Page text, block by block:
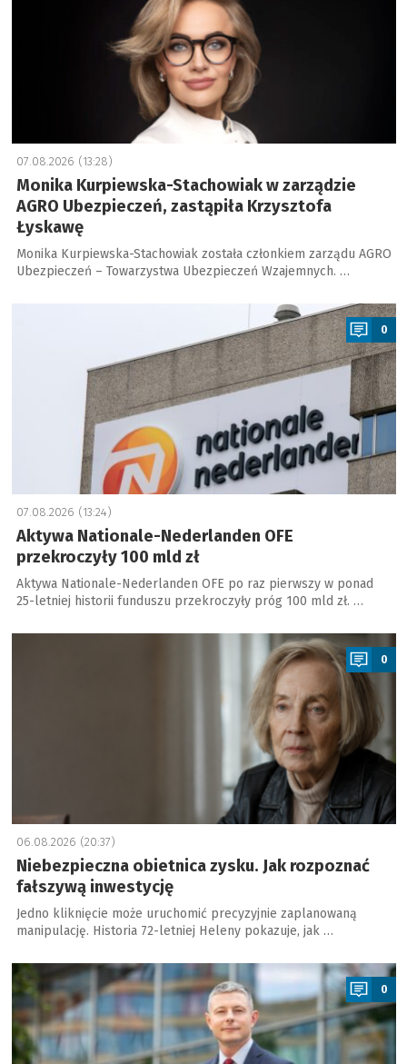
07.08.2026 (13:28)
Monika Kurpiewska-Stachowiak w zarządzie
AGRO Ubezpieczeń, zastąpiła Krzysztofa
Łyskawę
Monika Kurpiewska-Stachowiak została członkiem zarządu AGRO
Ubezpieczeń – Towarzystwa Ubezpieczeń Wzajemnych. …
0
07.08.2026 (13:24)
Aktywa Nationale-Nederlanden OFE
przekroczyły 100 mld zł
Aktywa Nationale-Nederlanden OFE po raz pierwszy w ponad
25-letniej historii funduszu przekroczyły próg 100 mld zł. …
a
0
06.08.2026 (20:37)
Niebezpieczna obietnica zysku. Jak rozpoznać
fałszywą inwestycję
Jedno kliknięcie może uruchomić precyzyjnie zaplanowaną
manipulację. Historia 72-letniej Heleny pokazuje, jak …
a
0